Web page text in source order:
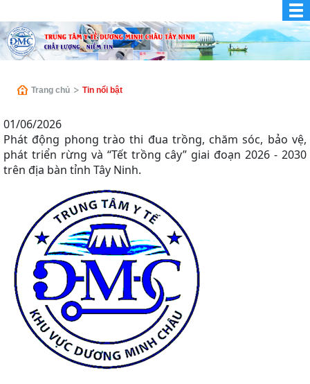
Trang chủ Tin nổi bật
01/06/2026
Phát động phong trào thi đua trồng, chăm sóc, bảo vệ,
phát triển rừng và “Tết trồng cây” giai đoạn 2026 - 2030
trên địa bàn tỉnh Tây Ninh.